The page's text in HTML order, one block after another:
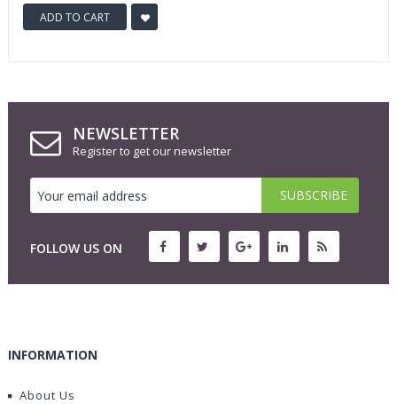
ADD TO CART
NEWSLETTER
Register to get our newsletter
FOLLOW US ON
INFORMATION
About Us